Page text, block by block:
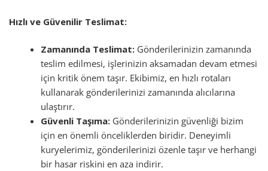
Hızlı ve Güvenilir Teslimat:
Zamanında Teslimat: Gönderilerinizin zamanında
teslim edilmesi, işlerinizin aksamadan devam etmesi
için kritik önem taşır. Ekibimiz, en hızlı rotaları
kullanarak gönderilerinizi zamanında alıcılarına
ulaştırır.
Güvenli Taşıma: Gönderilerinizin güvenliği bizim
için en önemli önceliklerden biridir. Deneyimli
kuryelerimiz, gönderilerinizi özenle taşır ve herhangi
bir hasar riskini en aza indirir.